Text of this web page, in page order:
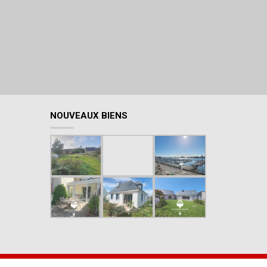
NOUVEAUX BIENS